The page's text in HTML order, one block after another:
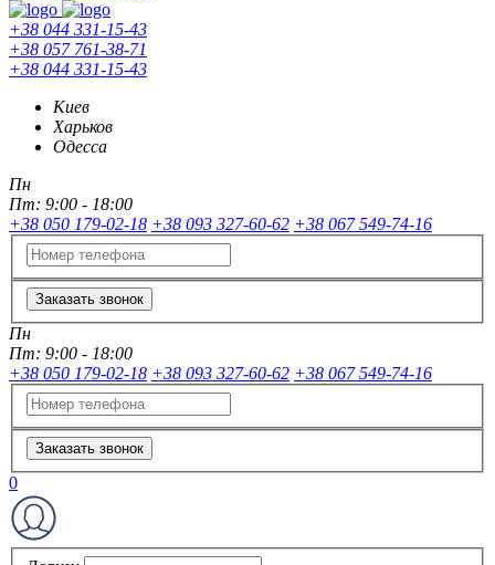
+38 044 331-15-43
+38 057 761-38-71
+38 044 331-15-43
Киев
Харьков
Одесса
Пн
Пт: 9:00 - 18:00
+38 050 179-02-18 +38 093 327-60-62 +38 067 549-74-16
Заказать звонок
Пн
Пт: 9:00 - 18:00
+38 050 179-02-18 +38 093 327-60-62 +38 067 549-74-16
Заказать звонок
0